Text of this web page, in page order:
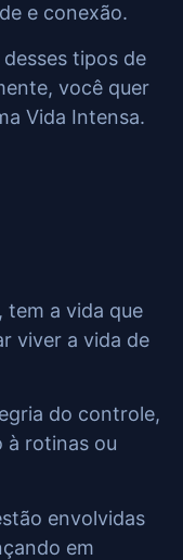
e conexão.
tipos de
você quer
Vida Intensa.
tem a vida que
viver a vida de
do controle,
à rotinas ou
envolvidas
em